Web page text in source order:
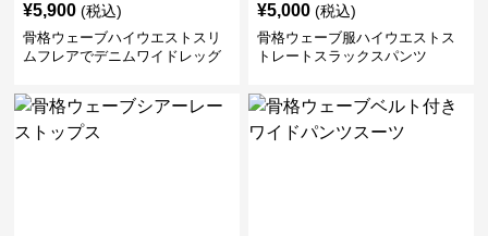
¥5,900 (税込)
骨格ウェーブハイウエストスリ
ムフレアでデニムワイドレッグ
¥5,000 (税込)
骨格ウェーブ服ハイウエストス
トレートスラックスパンツ